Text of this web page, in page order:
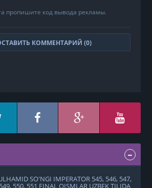
пропишите код вывода рекламы.
КОММЕНТАРИЙ (0)
SO'NGI IMPERATOR 545, 546, 547,
550, 551 FINAL QISMLAR UZBEK TILIDA